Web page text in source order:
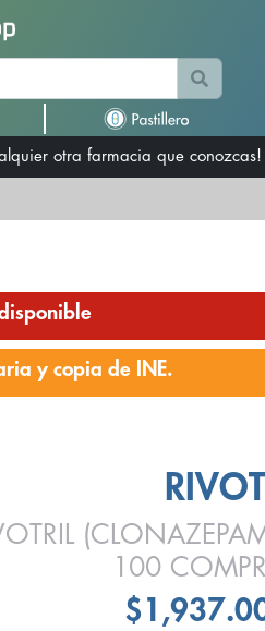
otra farmacia que conozcas!
y copia de INE.
100